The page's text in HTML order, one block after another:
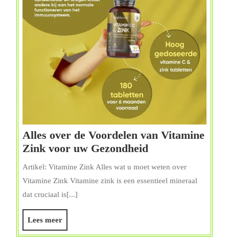
Leven
Alles over de Voordelen van Vitamine
Zink voor uw Gezondheid
Voordelen
voor
Artikel: Vitamine Zink Alles wat u moet weten over
Vitamine Zink Vitamine zink is een essentieel mineraal
dat cruciaal is[...]
Lees meerLees
meer